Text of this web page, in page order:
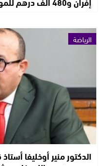
الرياضة
الدكتور منير أوخليفا